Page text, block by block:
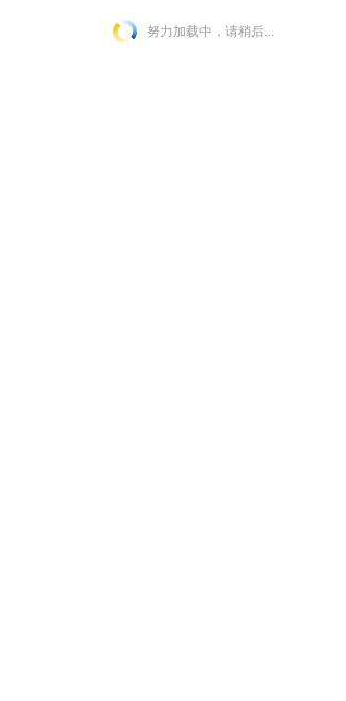
努力加载中，请稍后...